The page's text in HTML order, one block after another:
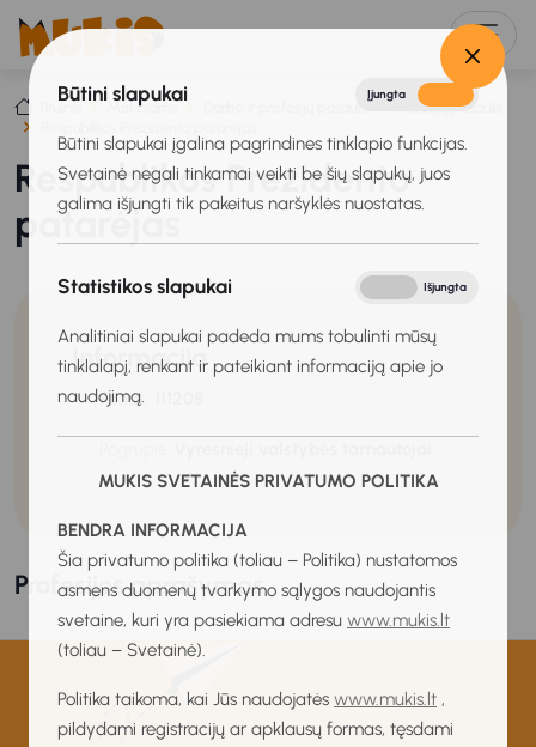
Būtini slapukai Įjungta
Būtini slapukai įgalina pagrindines tinklapio funkcijas.
Svetainė negali tinkamai veikti be šių slapukų, juos
galima išjungti tik pakeitus naršyklės nuostatas.
Statistikos slapukai Išjungta
Analitiniai slapukai padeda mums tobulinti mūsų
tinklalapį, renkant ir pateikiant informaciją apie jo
naudojimą.
MUKIS SVETAINĖS PRIVATUMO POLITIKA
BENDRA INFORMACIJA
Šia privatumo politika (toliau – Politika) nustatomos
asmens duomenų tvarkymo sąlygos naudojantis
svetaine, kuri yra pasiekiama adresu www.mukis.lt
(toliau – Svetainė).
Politika taikoma, kai Jūs naudojatės www.mukis.lt ,
pildydami registracijų ar apklausų formas, tęsdami
Titulinis Mokiniams
Profesijų pasaulis
Respublikos Prezidento
patarėjas
Informacija
Kodas:
Profesijos aprašymas